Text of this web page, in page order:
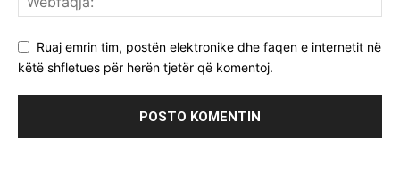
Ruaj emrin tim, postën elektronike dhe faqen e internetit në
këtë shfletues për herën tjetër që komentoj.